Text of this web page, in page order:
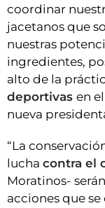
coordinar
jacetanos que
nuestras
ingredientes,
alto de la
deportivas en
nueva
“La
lucha contra el
Moratinos-
acciones que